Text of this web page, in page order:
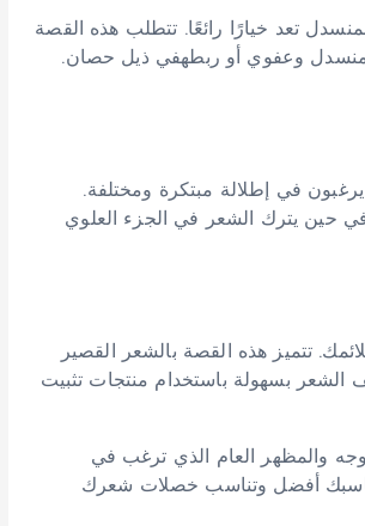
تعد خيارًا رائعًا. تتطلب هذه القصة
منسدل وعفوي أو ربطهفي ذيل حصان.
يرغبون في إطلالة مبتكرة ومختلفة.
حين يترك الشعر في الجزء العلوي
تتميز هذه القصة بالشعر القصير
الشعر بسهولة باستخدام منتجات تثبيت
والمظهر العام الذي ترغب في
أفضل وتناسب خصلات شعرك